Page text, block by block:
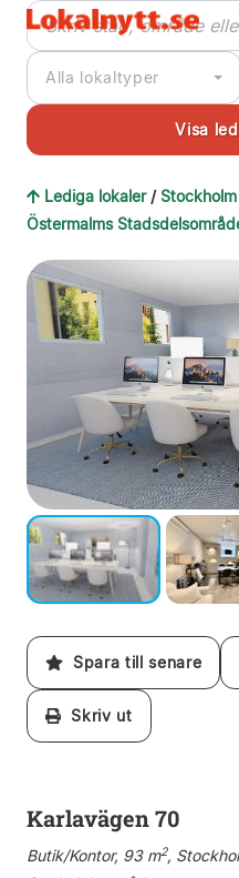
Alla lokaltyper
Lediga lokaler / Stockholm
Östermalms
Spara till senare
Skriv ut
Karlavägen 70
Butik/Kontor, 93 m2,